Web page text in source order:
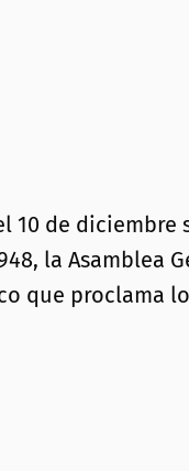
10 de
la Asamblea
que proclama